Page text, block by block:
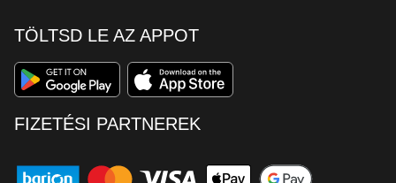
TÖLTSD LE AZ APPOT
FIZETÉSI PARTNEREK